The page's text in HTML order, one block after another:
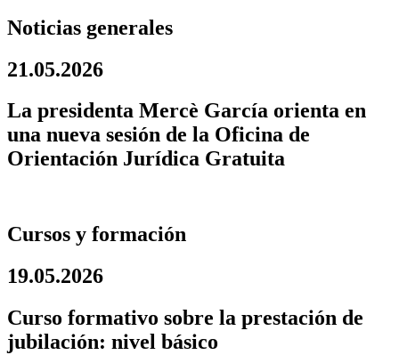
Noticias generales
21.05.2026
La presidenta Mercè García orienta en
una nueva sesión de la Oficina de
Orientación Jurídica Gratuita
Cursos y formación
19.05.2026
Curso formativo sobre la prestación de
jubilación: nivel básico